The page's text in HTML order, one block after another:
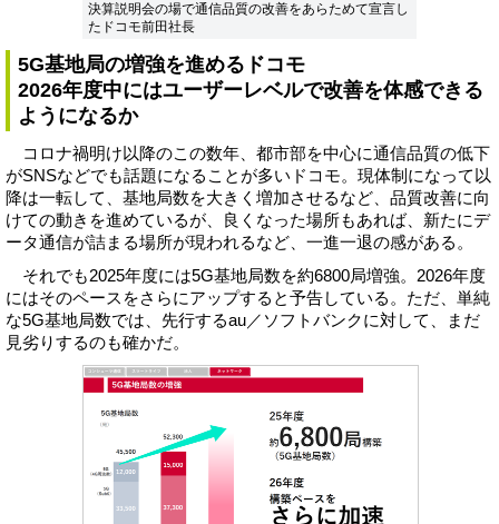
決算説明会の場で通信品質の改善をあらためて宣言し
たドコモ前田社長
5G基地局の増強を進めるドコモ
2026年度中にはユーザーレベルで改善を体感できる
ようになるか
コロナ禍明け以降のこの数年、都市部を中心に通信品質の低下
がSNSなどでも話題になることが多いドコモ。現体制になって以
降は一転して、基地局数を大きく増加させるなど、品質改善に向
けての動きを進めているが、良くなった場所もあれば、新たにデ
ータ通信が詰まる場所が現われるなど、一進一退の感がある。
それでも2025年度には5G基地局数を約6800局増強。2026年度
にはそのペースをさらにアップすると予告している。ただ、単純
な5G基地局数では、先行するau／ソフトバンクに対して、まだ
見劣りするのも確かだ。